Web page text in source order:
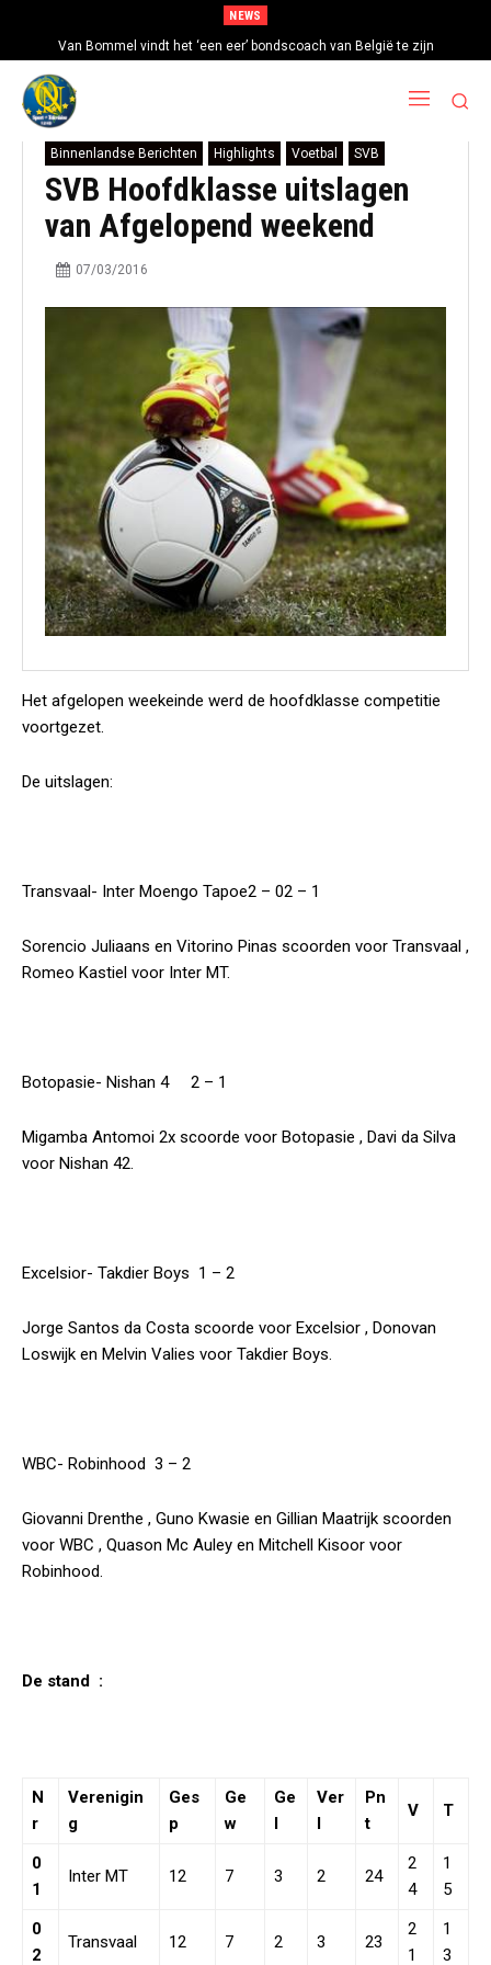
NEWS
Van Bommel vindt het ‘een eer’ bondscoach van België te zijn
Binnenlandse Berichten Highlights Voetbal SVB
SVB Hoofdklasse uitslagen
van Afgelopend weekend
07/03/2016
Het afgelopen weekeinde werd de hoofdklasse competitie
voortgezet.
De uitslagen:
Transvaal- Inter Moengo Tapoe2 – 02 – 1
Sorencio Juliaans en Vitorino Pinas scoorden voor Transvaal ,
Romeo Kastiel voor Inter MT.
Botopasie- Nishan 4 2 – 1
Migamba Antomoi 2x scoorde voor Botopasie , Davi da Silva
voor Nishan 42.
Excelsior- Takdier Boys 1 – 2
Jorge Santos da Costa scoorde voor Excelsior , Donovan
Loswijk en Melvin Valies voor Takdier Boys.
WBC- Robinhood 3 – 2
Giovanni Drenthe , Guno Kwasie en Gillian Maatrijk scoorden
voor WBC , Quason Mc Auley en Mitchell Kisoor voor
Robinhood.
De stand :
N
r
Verenigin
g
Ges
p
Ge
w
Ge
l
Ver
l
Pn
t
V T
0
1
Inter MT 12 7 3 2 24
2
4
1
5
0
2
Transvaal 12 7 2 3 23
2
1
1
3